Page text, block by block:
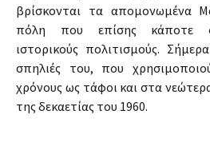
βρίσκονται τα απομονωμένα
πόλη που επίσης κάποτε
ιστορικούς πολιτισμούς.
σπηλιές του, που
χρόνους ως τάφοι και στα
της δεκαετίας του 1960.